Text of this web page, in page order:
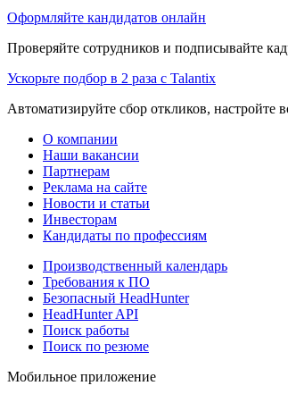
Оформляйте кандидатов онлайн
Проверяйте сотрудников и подписывайте
Ускорьте подбор в 2 раза с Talantix
Автоматизируйте сбор откликов, настройте
О компании
Наши вакансии
Партнерам
Реклама на сайте
Новости и статьи
Инвесторам
Кандидаты по профессиям
Производственный календарь
Требования к ПО
Безопасный HeadHunter
HeadHunter API
Поиск работы
Поиск по резюме
Мобильное приложение